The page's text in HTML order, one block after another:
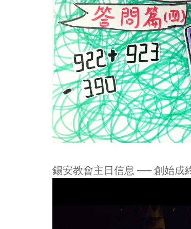
錫安教會主日信息 ── 創始成